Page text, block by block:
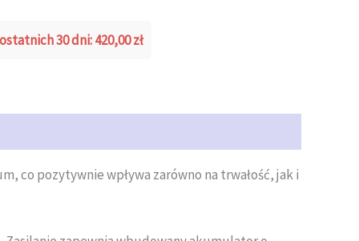
30 dni:420,00zł
co pozytywnie wpływa zarówno na trwałość, jak i